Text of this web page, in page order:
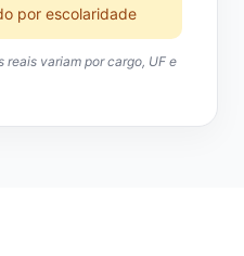
por escolaridade
reais variam por cargo, UF e